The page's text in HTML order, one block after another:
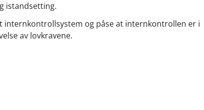
istandsetting.
internkontrollsystem og påse at internkontrollen er i
av lovkravene.